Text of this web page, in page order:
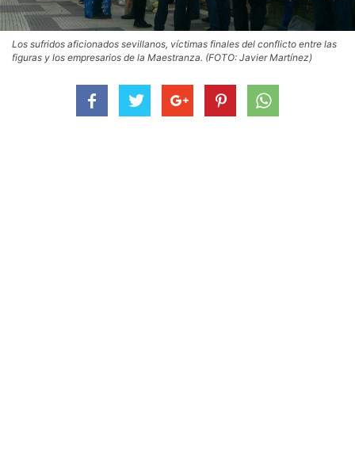
Los sufridos aficionados sevillanos, víctimas finales del conflicto entre las
figuras y los empresarios de la Maestranza. (FOTO: Javier Martínez)